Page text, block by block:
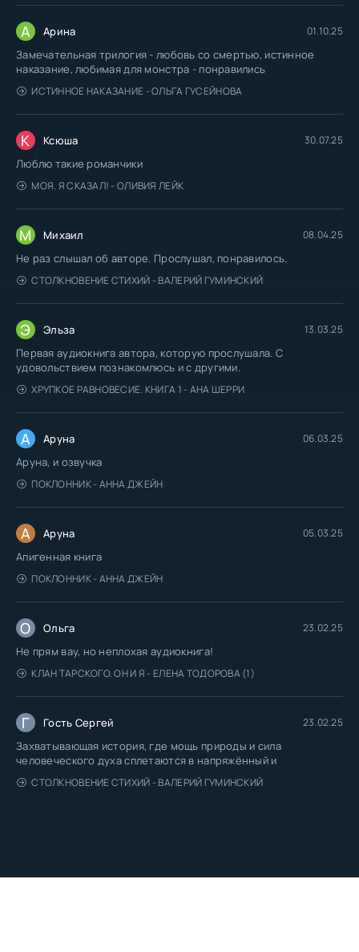
А Арина 01.10.25
Замечательная трилогия - любовь со смертью, истинное
наказание, любимая для монстра - понравились
ИСТИННОЕ НАКАЗАНИЕ - ОЛЬГА ГУСЕЙНОВА
К Ксюша 30.07.25
Люблю такие романчики
МОЯ. Я СКАЗАЛ! - ОЛИВИЯ ЛЕЙК
М Михаил 08.04.25
Не раз слышал об авторе. Прослушал, понравилось.
СТОЛКНОВЕНИЕ СТИХИЙ - ВАЛЕРИЙ ГУМИНСКИЙ
Э Эльза 13.03.25
Первая аудиокнига автора, которую прослушала. С
удовольствием познакомлюсь и с другими.
ХРУПКОЕ РАВНОВЕСИЕ. КНИГА 1 - АНА ШЕРРИ
А Аруна 06.03.25
Аруна, и озвучка
ПОКЛОННИК - АННА ДЖЕЙН
А Аруна 05.03.25
Апигенная книга
ПОКЛОННИК - АННА ДЖЕЙН
О Ольга 23.02.25
Не прям вау, но неплохая аудиокнига!
КЛАН ТАРСКОГО. ОН И Я - ЕЛЕНА ТОДОРОВА (1)
Г Гость Сергей 23.02.25
Захватывающая история, где мощь природы и сила
человеческого духа сплетаются в напряжённый и
СТОЛКНОВЕНИЕ СТИХИЙ - ВАЛЕРИЙ ГУМИНСКИЙ